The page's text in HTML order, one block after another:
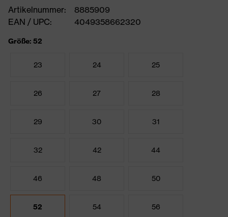
Artikelnummer:
8885909
EAN / UPC:
4049358662320
Größe: 52
23 24 25
26 27 28
29 30 31
32 42 44
46 48 50
52 54 56